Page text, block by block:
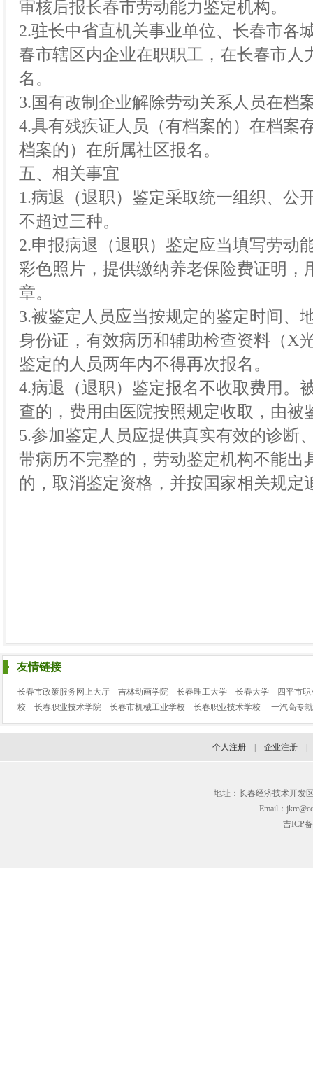
审核后报长春市劳动能力鉴定机构。
2.驻长中省直机关事业单位、长春市各
春市辖区内企业在职职工，在长春市
名。
3.国有改制企业解除劳动关系人员在档
4.具有残疾证人员（有档案的）在档案
档案的）在所属社区报名。
五、相关事宜
1.病退（退职）鉴定采取统一组织、公
不超过三种。
2.申报病退（退职）鉴定应当填写劳动
彩色照片，提供缴纳养老保险费证明
章。
3.被鉴定人员应当按规定的鉴定时间、
身份证，有效病历和辅助检查资料（X
鉴定的人员两年内不得再次报名。
4.病退（退职）鉴定报名不收取费用。
查的，费用由医院按照规定收取，由被
5.参加鉴定人员应提供真实有效的诊断
带病历不完整的，劳动鉴定机构不能
的，取消鉴定资格，并按国家相关规定
友情链接
长春市政策服务网上大厅 吉林动画学院 长春理工大学 长春大学
四平市
校
长春职业技术学院 长春市机械工业学校 长春职业技术学校 一汽高专
个人注册 企业注册
地址：长春经济技术开发
Email：
吉ICP